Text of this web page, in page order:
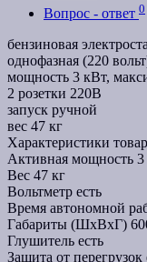
Вопрос - ответ 0
бензиновая
однофазная (220
мощность 3 кВт,
2 розетки 220В
запуск ручной
вес 47 кг
Характеристики
Активная мощность
Вес 47 кг
Вольтметр есть
Время автономной
Габариты (ШхВхГ)
Глушитель есть
Защита от перегрузок